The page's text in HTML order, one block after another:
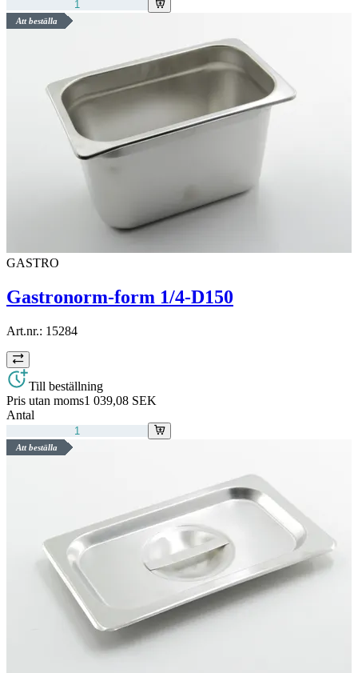
Att beställa
GASTRO
Gastronorm-form 1/4-D150
Art.nr.: 15284
Till beställning
Pris utan moms1 039,08 SEK
Antal
Att beställa